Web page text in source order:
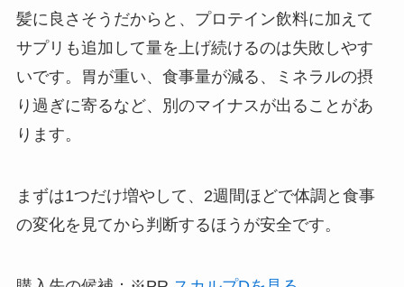
髪に良さそうだからと、プロテイン飲料に加えて
サプリも追加して量を上げ続けるのは失敗しやす
いです。胃が重い、食事量が減る、ミネラルの摂
り過ぎに寄るなど、別のマイナスが出ることがあ
ります。
まずは1つだけ増やして、2週間ほどで体調と食事
の変化を見てから判断するほうが安全です。